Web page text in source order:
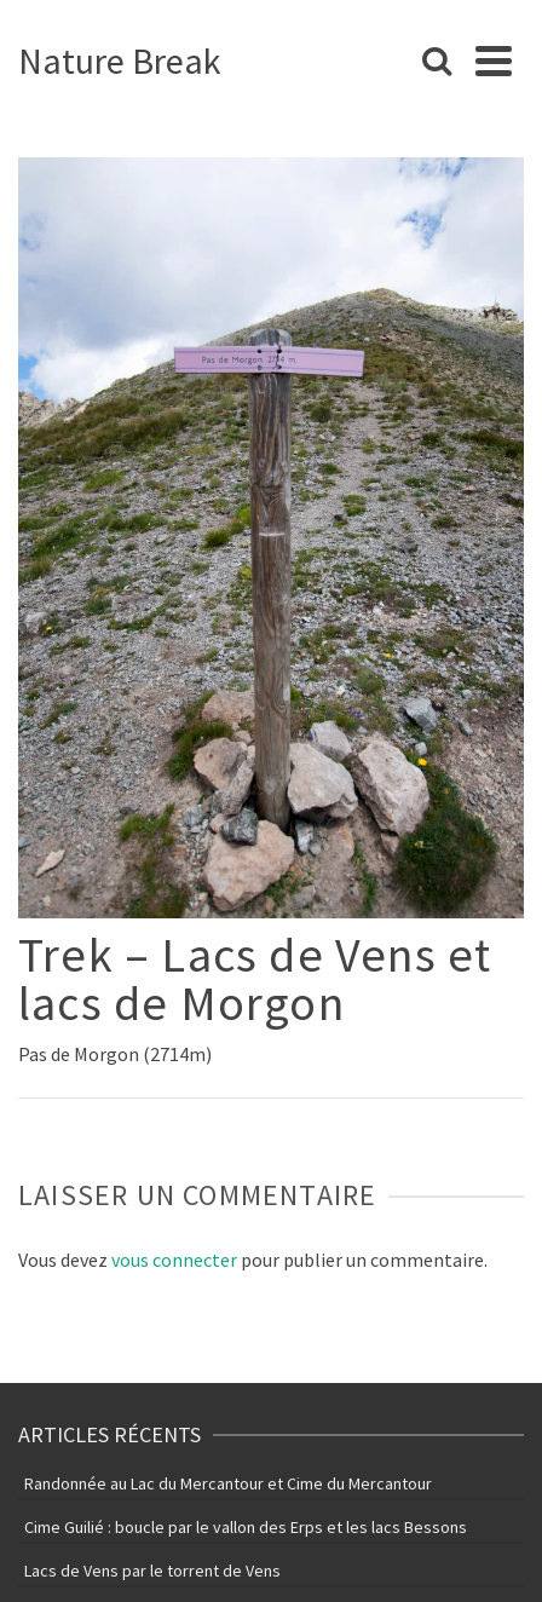
Nature Break
Trek – Lacs de Vens et
lacs de Morgon
Pas de Morgon (2714m)
LAISSER UN COMMENTAIRE
Vous devez vous connecter pour publier un commentaire.
ARTICLES RÉCENTS
Randonnée au Lac du Mercantour et Cime du Mercantour
Cime Guilié : boucle par le vallon des Erps et les lacs Bessons
Lacs de Vens par le torrent de Vens